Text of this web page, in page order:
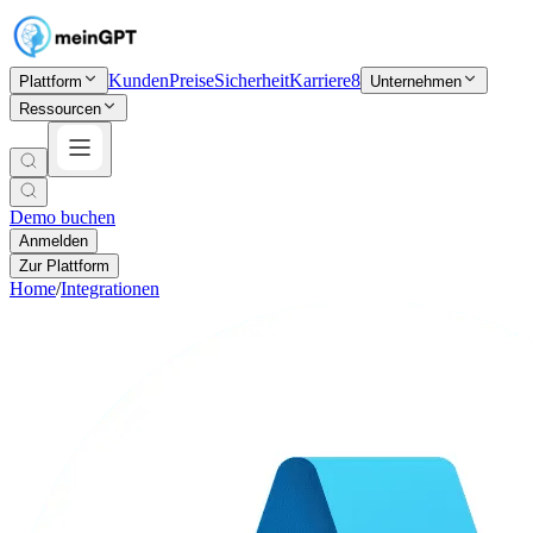
Plattform KundenPreiseSicherheitKarriere8 Unternehmen
Ressourcen
Demo buchen
Anmelden
Zur Plattform
Home/Integrationen